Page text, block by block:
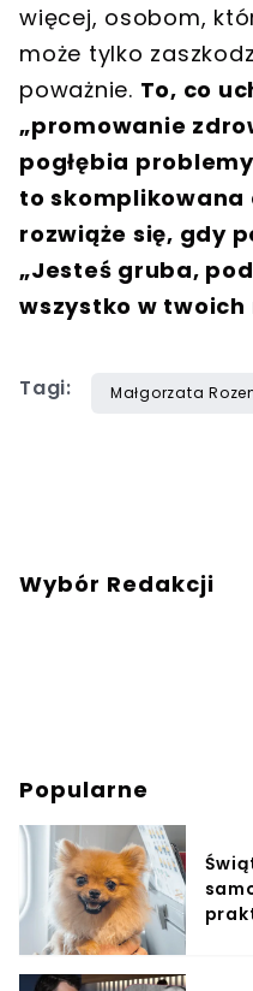
więcej, osobom,
może tylko
poważnie. To, co
„promowanie
pogłębia
to skomplikowana
rozwiąże się, gdy
„Jesteś gruba,
wszystko w twoich
Tagi: Małgorzata
Wybór Redakcji
Popularne